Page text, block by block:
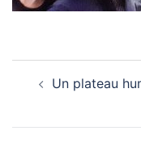
d’article
Un plateau